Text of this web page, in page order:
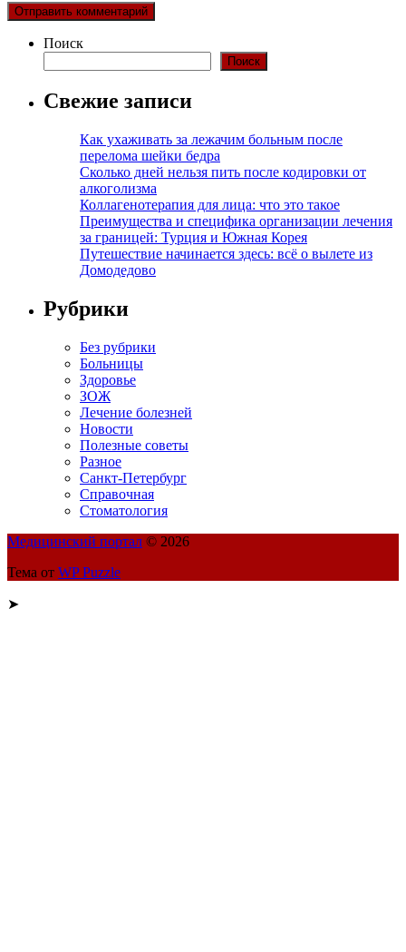
Поиск
Поиск
Свежие записи
Как ухаживать за лежачим больным после
перелома шейки бедра
Сколько дней нельзя пить после кодировки от
алкоголизма
Коллагенотерапия для лица: что это такое
Преимущества и специфика организации лечения
за границей: Турция и Южная Корея
Путешествие начинается здесь: всё о вылете из
Домодедово
Рубрики
Без рубрики
Больницы
Здоровье
ЗОЖ
Лечение болезней
Новости
Полезные советы
Разное
Санкт-Петербург
Справочная
Стоматология
Медицинский портал © 2026
Тема от WP Puzzle
➤